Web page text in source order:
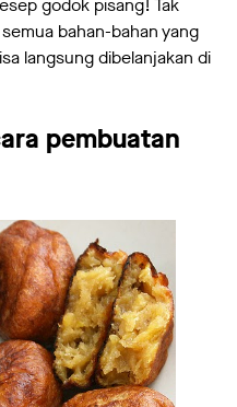
godok pisang! Tak
bahan-bahan yang
langsung dibelanjakan di
pembuatan